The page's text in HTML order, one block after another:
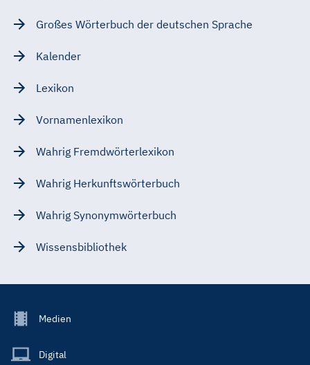
Großes Wörterbuch der deutschen Sprache
Kalender
Lexikon
Vornamenlexikon
Wahrig Fremdwörterlexikon
Wahrig Herkunftswörterbuch
Wahrig Synonymwörterbuch
Wissensbibliothek
Footer
Main
Medien
Digital